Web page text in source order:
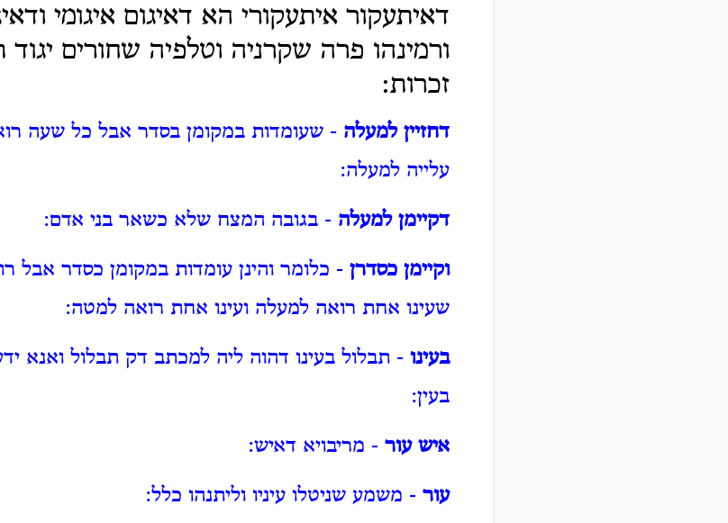
דאיתעקור איתעקורי הא דאיגום איגומי
ורמינהו פרה שקרניה וטלפיה שחורים יגוד
זכרות:
דחזיין למעלה - שעומדות במקומן בסדר אבל כל שעה
עלייה למעלה:
דקיימן למעלה - בגובה המצח שלא כשאר בני אדם:
וקיימן כסדרן - כלומר והינן עומדות במקומן כסדר אבל
שעינו אחת רואה למעלה ועינו אחת רואה למטה:
בעינו - תבלול בעינו דהוה ליה למכתב דק תבלול ואנא
בעין:
איש עור - מריבויא דאיש:
עור - משמע שניטלו עיניו וליתנהו כלל: